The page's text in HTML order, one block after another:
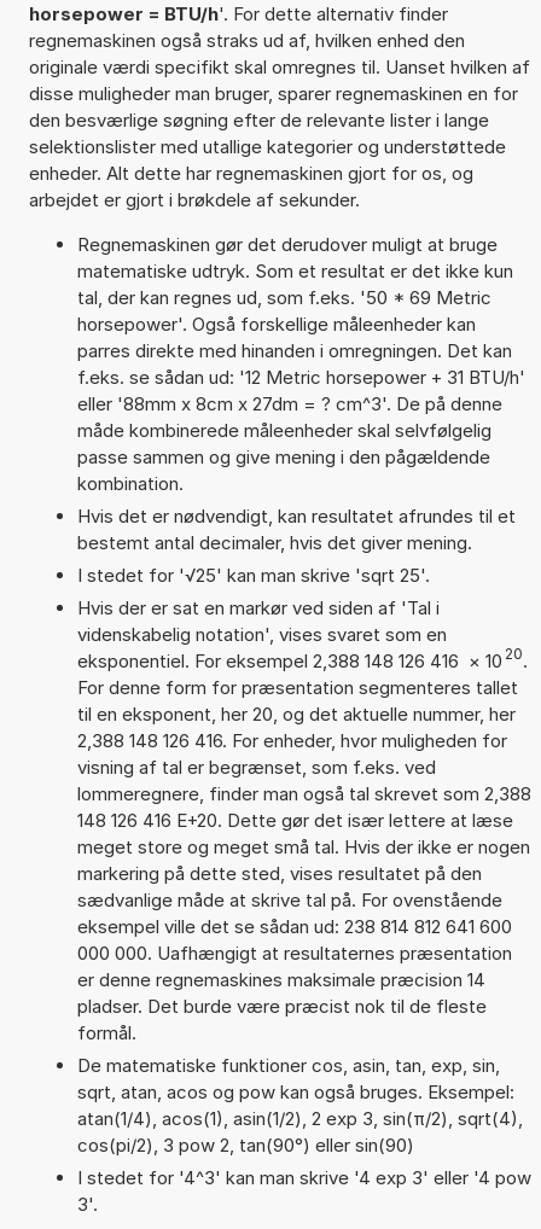
horsepower = BTU/h'. For dette alternativ finder
regnemaskinen også straks ud af, hvilken enhed den
originale værdi specifikt skal omregnes til. Uanset hvilken af
disse muligheder man bruger, sparer regnemaskinen en for
den besværlige søgning efter de relevante lister i lange
selektionslister med utallige kategorier og understøttede
enheder. Alt dette har regnemaskinen gjort for os, og
arbejdet er gjort i brøkdele af sekunder.
Regnemaskinen gør det derudover muligt at bruge
matematiske udtryk. Som et resultat er det ikke kun
tal, der kan regnes ud, som f.eks. '50 * 69 Metric
horsepower'. Også forskellige måleenheder kan
parres direkte med hinanden i omregningen. Det kan
f.eks. se sådan ud: '12 Metric horsepower + 31 BTU/h'
eller '88mm x 8cm x 27dm = ? cm^3'. De på denne
måde kombinerede måleenheder skal selvfølgelig
passe sammen og give mening i den pågældende
kombination.
Hvis det er nødvendigt, kan resultatet afrundes til et
bestemt antal decimaler, hvis det giver mening.
I stedet for '√25' kan man skrive 'sqrt 25'.
Hvis der er sat en markør ved siden af 'Tal i
videnskabelig notation', vises svaret som en
eksponentiel. For eksempel 2,388 148 126 416 × 10 20.
For denne form for præsentation segmenteres tallet
til en eksponent, her 20, og det aktuelle nummer, her
2,388 148 126 416. For enheder, hvor muligheden for
visning af tal er begrænset, som f.eks. ved
lommeregnere, finder man også tal skrevet som 2,388
148 126 416 E+20. Dette gør det især lettere at læse
meget store og meget små tal. Hvis der ikke er nogen
markering på dette sted, vises resultatet på den
sædvanlige måde at skrive tal på. For ovenstående
eksempel ville det se sådan ud: 238 814 812 641 600
000 000. Uafhængigt at resultaternes præsentation
er denne regnemaskines maksimale præcision 14
pladser. Det burde være præcist nok til de fleste
formål.
De matematiske funktioner cos, asin, tan, exp, sin,
sqrt, atan, acos og pow kan også bruges. Eksempel:
atan(1/4), acos(1), asin(1/2), 2 exp 3, sin(π/2), sqrt(4),
cos(pi/2), 3 pow 2, tan(90°) eller sin(90)
I stedet for '4^3' kan man skrive '4 exp 3' eller '4 pow
3'.